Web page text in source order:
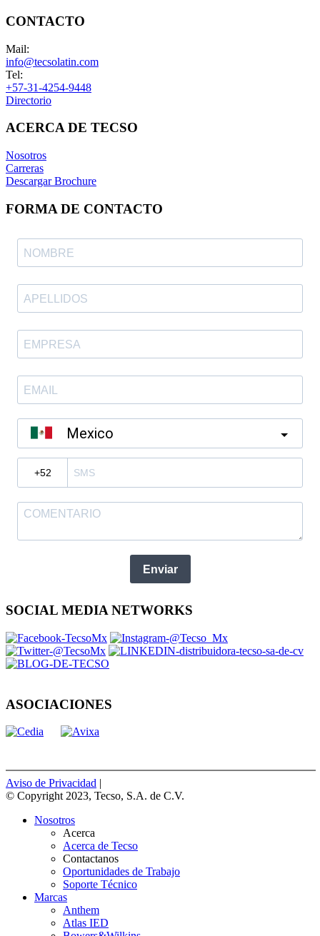
CONTACTO
Mail:
info@tecsolatin.com
Tel:
+57-31-4254-9448
Directorio
ACERCA DE TECSO
Nosotros
Carreras
Descargar Brochure
FORMA DE CONTACTO
Mexico
Enviar
SOCIAL MEDIA NETWORKS
ASOCIACIONES
Aviso de Privacidad |
© Copyright 2023, Tecso, S.A. de C.V.
Nosotros
Acerca
Acerca de Tecso
Contactanos
Oportunidades de Trabajo
Soporte Técnico
Marcas
Anthem
Atlas IED